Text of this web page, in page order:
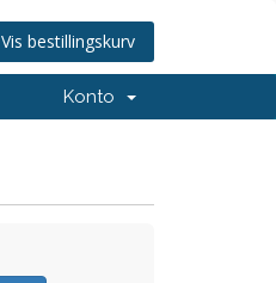
Vis bestillingskurv
Konto